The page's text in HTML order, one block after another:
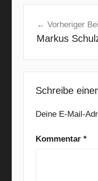
C
e
A
o
e
Vorheriger
Markus
Schreibe
Deine E-Mail-
Kommentar *